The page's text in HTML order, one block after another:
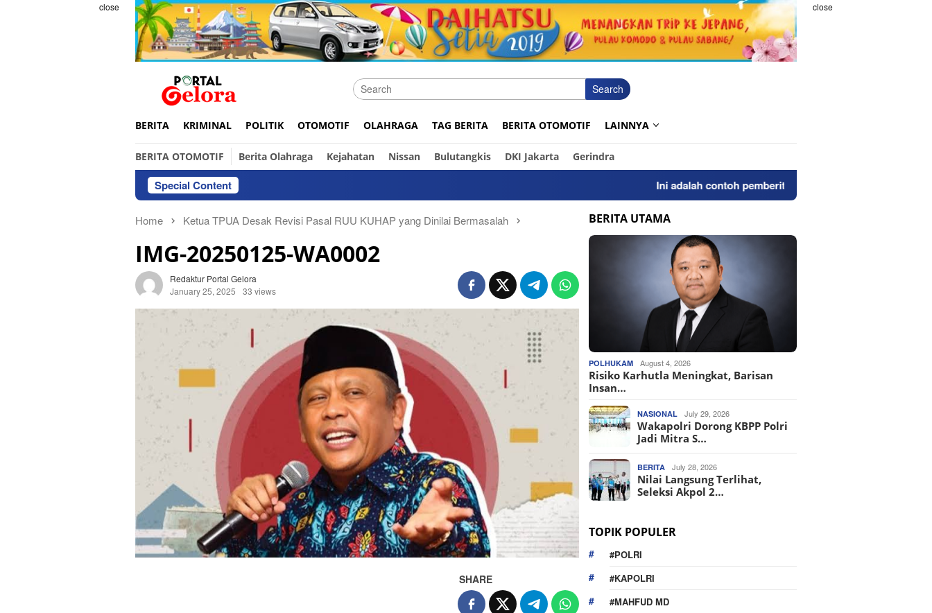
close close
Search
BERITA KRIMINAL POLITIK OTOMOTIF OLAHRAGA TAG BERITA BERITA OTOMOTIF LAINNYA
BERITA OTOMOTIF Berita Olahraga Kejahatan Nissan Bulutangkis DKI Jakarta Gerindra
Special Content Ini adalah contoh pemberitahuan kepada pengunjung
Home Ketua TPUA Desak Revisi Pasal RUU KUHAP yang Dinilai Bermasalah
IMG-20250125-WA0002
Redaktur Portal Gelora
January 25, 2025
33 views
SHARE
BERITA UTAMA
POLHUKAM August 4, 2026
Risiko Karhutla Meningkat, Barisan
Insan…
NASIONAL July 29, 2026
Wakapolri Dorong KBPP Polri
Jadi Mitra S…
BERITA July 28, 2026
Nilai Langsung Terlihat,
Seleksi Akpol 2…
TOPIK POPULER
#POLRI
#KAPOLRI
#MAHFUD MD